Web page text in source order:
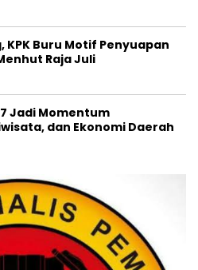
KPK Buru Motif Penyuapan
Raja Juli
Jadi Momentum
dan Ekonomi Daerah